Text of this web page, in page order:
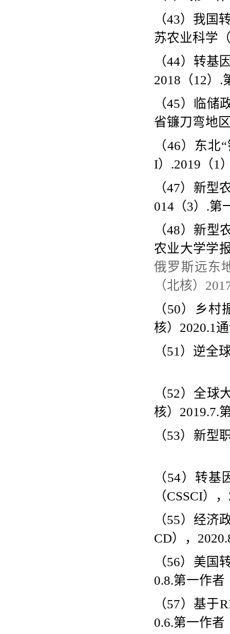
（43）我国
苏农业科学
（44）转基
2018 （12） .
（45）临储
省镰刀弯地
（46）东北“
I） .2019 （1
（47）新型
014 （3） .第
（48）新型
农业大学学
俄罗斯远东
（北核）
（50）乡村
核） 2020.1
（51 ）逆全
（52）全球
核） 2019.7.
（53）新型
（54）转基
（CSSCI），
（55）经济
CD），
（56）美国
0.8.第一作者
（57）基于
0.6.第一作者